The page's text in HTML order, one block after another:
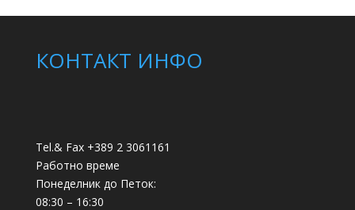
КОНТАКТ ИНФО
Tel.& Fax +389 2 3061161
Работно време
Понеделник до Петок:
08:30 – 16:30